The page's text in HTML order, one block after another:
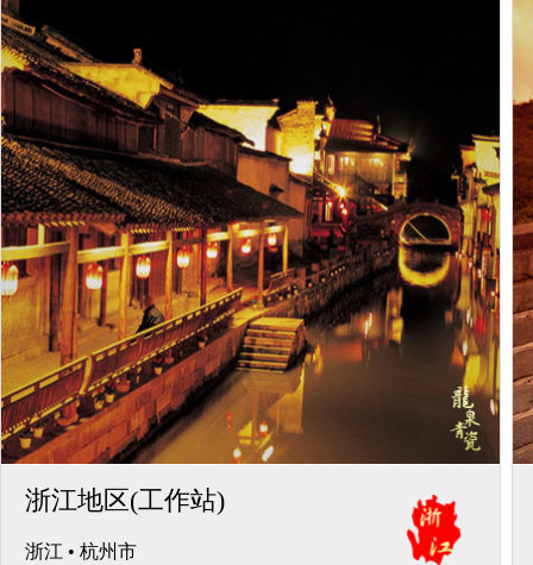
浙江地区(工作站)
浙江 • 杭州市